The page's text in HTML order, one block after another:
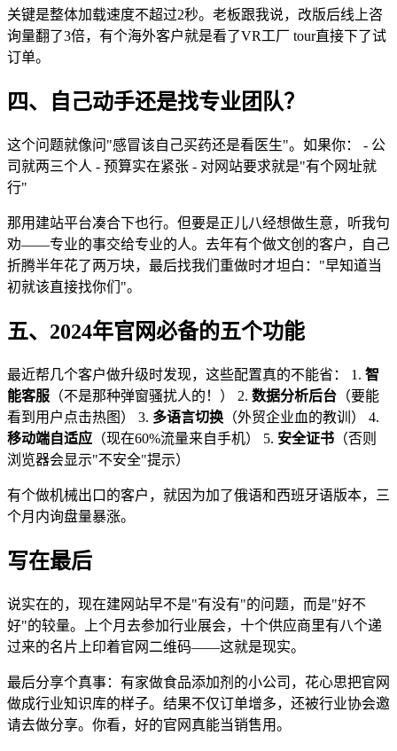
关键是整体加载速度不超过2秒。老板跟我说，改版后线上咨
询量翻了3倍，有个海外客户就是看了VR工厂 tour直接下了试
订单。
四、自己动手还是找专业团队？
这个问题就像问"感冒该自己买药还是看医生"。如果你： - 公
司就两三个人 - 预算实在紧张 - 对网站要求就是"有个网址就
行"
那用建站平台凑合下也行。但要是正儿八经想做生意，听我句
劝——专业的事交给专业的人。去年有个做文创的客户，自己
折腾半年花了两万块，最后找我们重做时才坦白："早知道当
初就该直接找你们"。
五、2024年官网必备的五个功能
最近帮几个客户做升级时发现，这些配置真的不能省： 1. 智
能客服 （不是那种弹窗骚扰人的！） 2. 数据分析后台 （要能
看到用户点击热图） 3. 多语言切换 （外贸企业血的教训） 4.
移动端自适应 （现在60%流量来自手机） 5. 安全证书 （否则
浏览器会显示"不安全"提示）
有个做机械出口的客户，就因为加了俄语和西班牙语版本，三
个月内询盘量暴涨。
写在最后
说实在的，现在建网站早不是"有没有"的问题，而是"好不
好"的较量。上个月去参加行业展会，十个供应商里有八个递
过来的名片上印着官网二维码——这就是现实。
最后分享个真事：有家做食品添加剂的小公司，花心思把官网
做成行业知识库的样子。结果不仅订单增多，还被行业协会邀
请去做分享。你看，好的官网真能当销售用。